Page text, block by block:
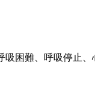
困難、呼吸停止、